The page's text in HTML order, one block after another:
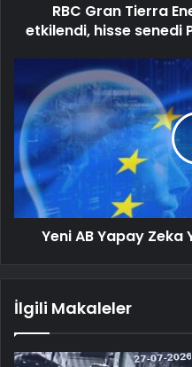
RBC Gran Tierra
etkilendi, hisse senedi
Yeni AB Yapay Zeka
İlgili Makaleler